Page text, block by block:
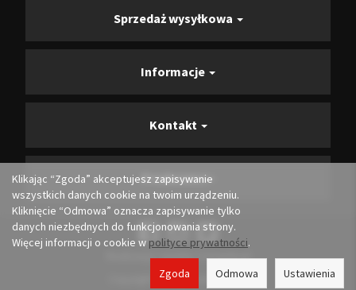
Sprzedaż wysyłkowa
Informacje
Kontakt
Producenci
Realizacja i opieka:Convertis.pl
Copyright 2026 porcelana24.pl
Klikając “Zgoda” akceptujesz zapisywanie
wszystkich danych cookie na twoim urządzeniu.
Kliknięcie “Odmowa” oznacza zapisywanie tylko
danych niezbędnych do funkcjonowania strony.
Więcej informacji o cookie w polityce prywatności.
Ustawienia
Odmowa
Zgoda